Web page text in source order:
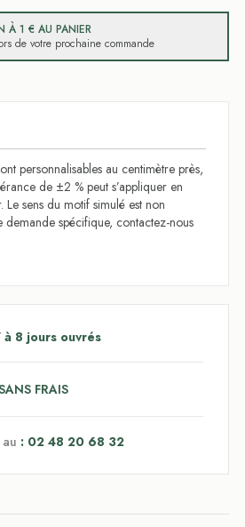
À 1 € AU PANIER
de votre prochaine commande
personnalisables au centimètre près,
de ±2 % peut s’appliquer en
sens du motif simulé est non
spécifique, contactez-nous
à 8 jours ouvrés
FRAIS
: 02 48 20 68 32